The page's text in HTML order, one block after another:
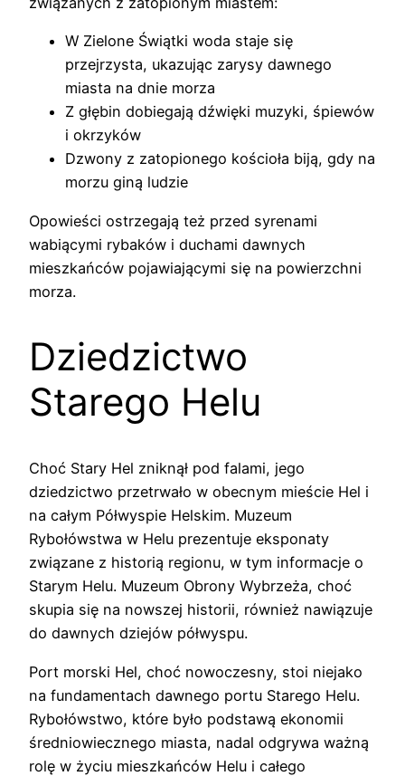
W Zielone Świątki woda staje się
przejrzysta, ukazując zarysy dawnego
miasta na dnie morza
Z głębin dobiegają dźwięki muzyki, śpiewów
i okrzyków
Dzwony z zatopionego kościoła biją, gdy na
morzu giną ludzie
Opowieści ostrzegają też przed syrenami
wabiącymi rybaków i duchami dawnych
mieszkańców pojawiającymi się na powierzchni
morza.
Dziedzictwo
Starego Helu
Choć Stary Hel zniknął pod falami, jego
dziedzictwo przetrwało w obecnym mieście Hel i
na całym Półwyspie Helskim. Muzeum
Rybołówstwa w Helu prezentuje eksponaty
związane z historią regionu, w tym informacje o
Starym Helu. Muzeum Obrony Wybrzeża, choć
skupia się na nowszej historii, również nawiązuje
do dawnych dziejów półwyspu.
Port morski Hel, choć nowoczesny, stoi niejako
na fundamentach dawnego portu Starego Helu.
Rybołówstwo, które było podstawą ekonomii
średniowiecznego miasta, nadal odgrywa ważną
rolę w życiu mieszkańców Helu i całego